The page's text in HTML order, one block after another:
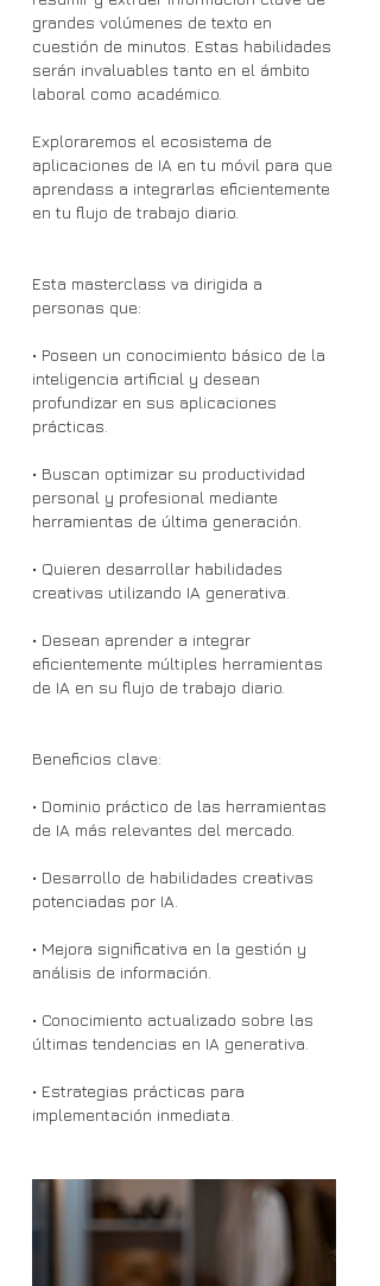
grandes volúmenes de texto en
cuestión de minutos. Estas habilidades
serán invaluables tanto en el ámbito
laboral como académico.
Exploraremos el ecosistema de
aplicaciones de IA en tu móvil para que
aprendass a integrarlas eficientemente
en tu flujo de trabajo diario.
Esta masterclass va dirigida a
personas que:
• Poseen un conocimiento básico de la
inteligencia artificial y desean
profundizar en sus aplicaciones
prácticas.
• Buscan optimizar su productividad
personal y profesional mediante
herramientas de última generación.
• Quieren desarrollar habilidades
creativas utilizando IA generativa.
• Desean aprender a integrar
eficientemente múltiples herramientas
de IA en su flujo de trabajo diario.
Beneficios clave:
• Dominio práctico de las herramientas
de IA más relevantes del mercado.
• Desarrollo de habilidades creativas
potenciadas por IA.
• Mejora significativa en la gestión y
análisis de información.
• Conocimiento actualizado sobre las
últimas tendencias en IA generativa.
• Estrategias prácticas para